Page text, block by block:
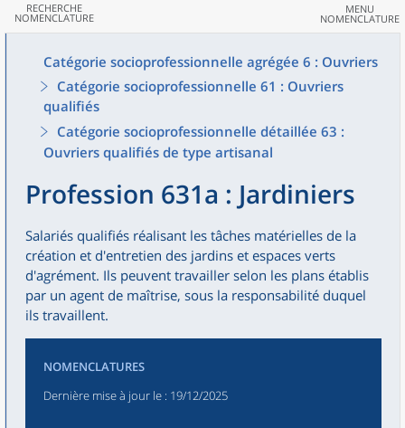
RECHERCHE
NOMENCLATURE
MENU
NOMENCLATURE
Catégorie socioprofessionnelle agrégée 6 : Ouvriers
Catégorie socioprofessionnelle 61 : Ouvriers
qualifiés
Catégorie socioprofessionnelle détaillée 63 :
Ouvriers qualifiés de type artisanal
Profession 631a : Jardiniers
Salariés qualifiés réalisant les tâches matérielles de la
création et d'entretien des jardins et espaces verts
d'agrément. Ils peuvent travailler selon les plans établis
par un agent de maîtrise, sous la responsabilité duquel
ils travaillent.
NOMENCLATURES
Dernière mise à jour le : 19/12/2025